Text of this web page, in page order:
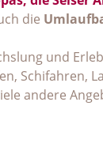
die
und
Schifahren,
andere